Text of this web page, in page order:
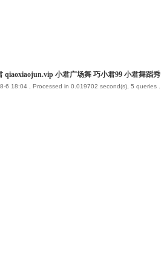
qiaoxiaojun.vip 小君广场舞 巧小君99 小君舞蹈秀
6 18:04 , Processed in 0.019702 second(s), 5 queries .